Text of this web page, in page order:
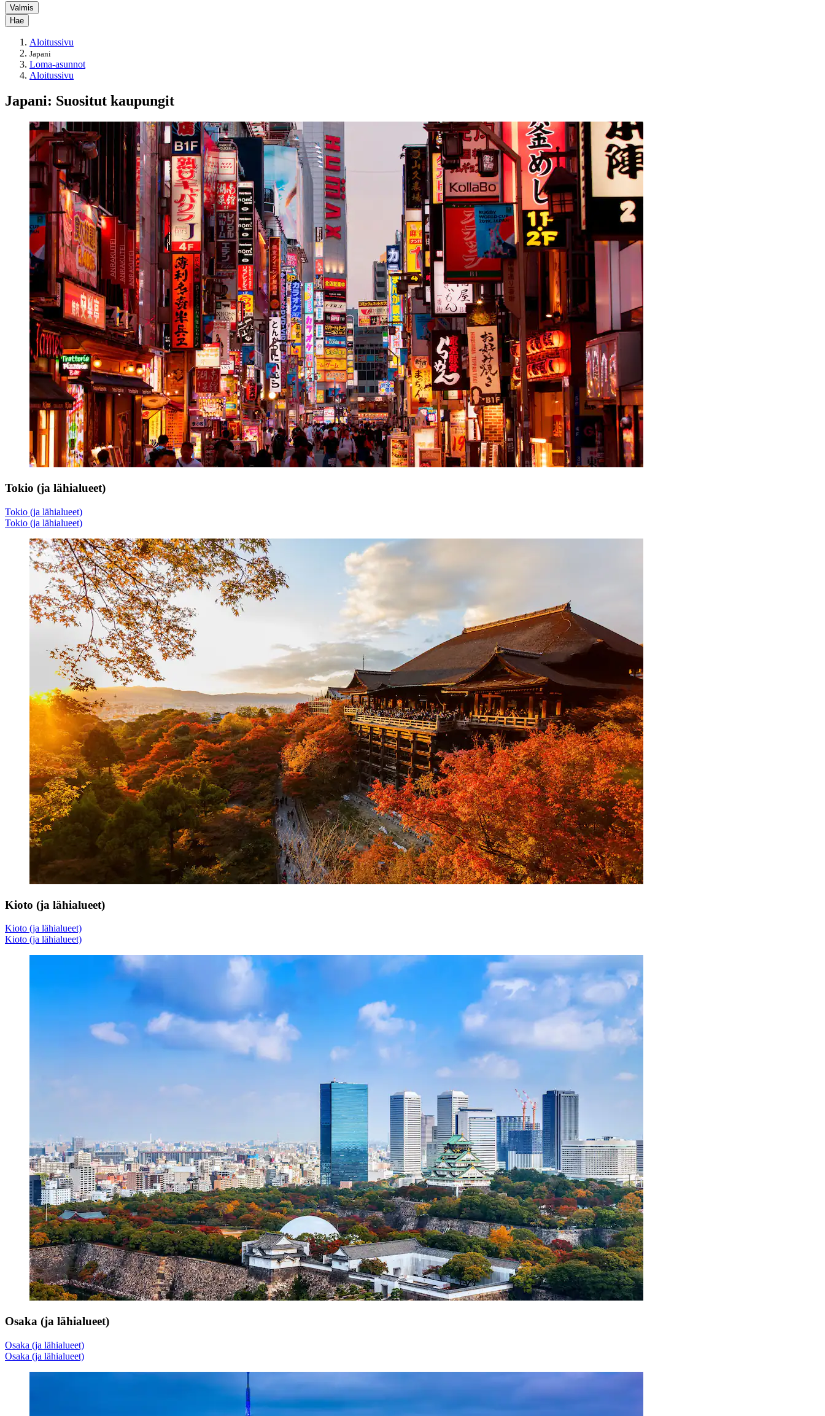
Valmis
Hae
Aloitussivu
Japani
Loma-asunnot
Aloitussivu
Japani: Suositut kaupungit
Tokio (ja lähialueet)
Tokio (ja lähialueet)
Tokio (ja lähialueet)
Kioto (ja lähialueet)
Kioto (ja lähialueet)
Kioto (ja lähialueet)
Osaka (ja lähialueet)
Osaka (ja lähialueet)
Osaka (ja lähialueet)